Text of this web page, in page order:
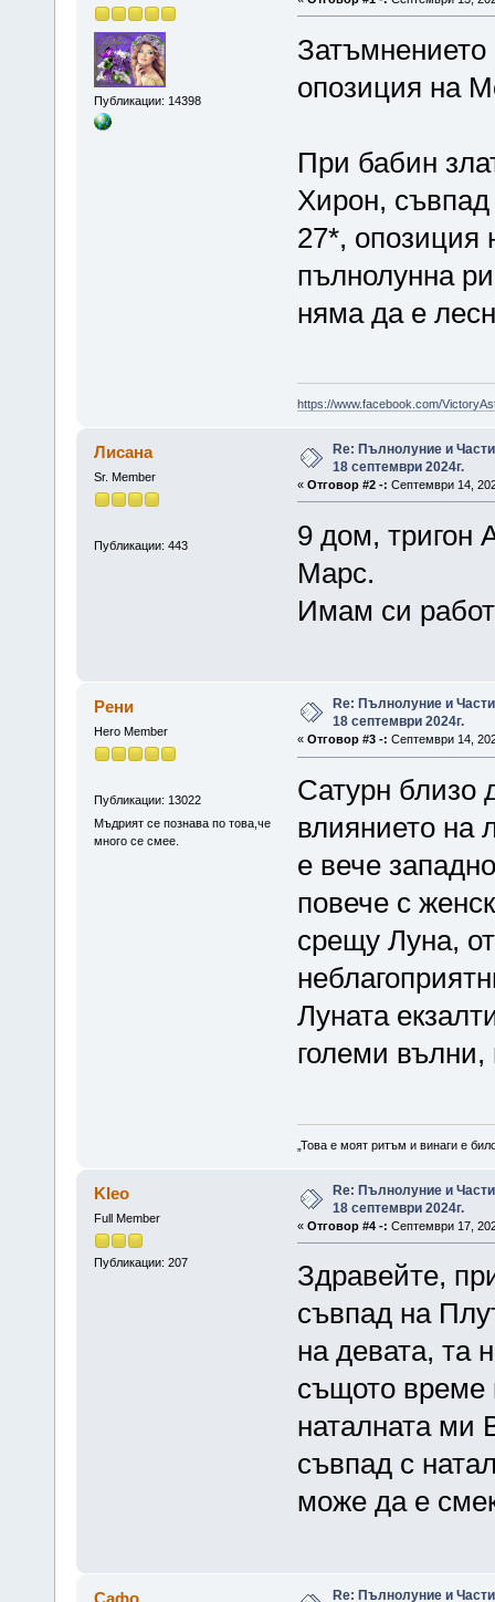
Публикации: 14398
опозиция на
При бабин
Хирон,
27*, опозиция
пълнолунна
няма да е
https://www.facebook.com/
Лисана
Sr. Member
Публикации: 443
Re: Пълнолуние и
18 септември 2024г.
« Отговор #2 -: Септември 14,
9 дом, тригон
Марс.
Имам си
Рени
Hero Member
Публикации: 13022
Мъдрият се познава по това,че
много се смее.
Re: Пълнолуние и
18 септември 2024г.
« Отговор #3 -: Септември 14,
Сатурн близо
влиянието на
е вече
повече с
срещу Луна,
Луната
големи
„Това е моят ритъм и винаги е
Kleo
Full Member
Публикации: 207
Re: Пълнолуние и
18 септември 2024г.
« Отговор #4 -: Септември 17,
Здравейте,
съвпад на
на девата, та
същото време
наталната ми
съвпад с
може да е
Сафо Re: Пълнолуние и